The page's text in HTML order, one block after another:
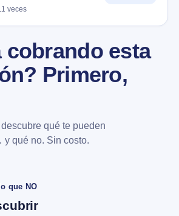
veces
cobrando esta
Primero,
qué te pueden
qué no. Sin costo.
que NO